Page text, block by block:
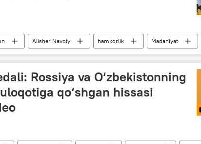
Alisher Navoiy hamkorlik Madaniyat
Rossiya va O‘zbekistonning
qo‘shgan hissasi